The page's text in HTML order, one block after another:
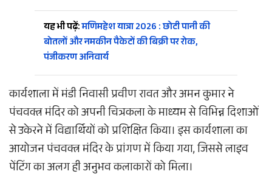
यह भी पढ़ें:मणिमहेश यात्रा 2026 : छोटी पानी की
बोतलों और नमकीन पैकेटों की बिक्री पर रोक,
पंजीकरण अनिवार्य
कार्यशाला में मंडी निवासी प्रवीण रावत और अमन कुमार ने
पंचवक्त्र मंदिर को अपनी चित्रकला के माध्यम से विभिन्न दिशाओं
से उकेरने में विद्यार्थियों को प्रशिक्षित किया। इस कार्यशाला का
आयोजन पंचवक्त्र मंदिर के प्रांगण में किया गया, जिससे लाइव
पेंटिंग का अलग ही अनुभव कलाकारों को मिला।